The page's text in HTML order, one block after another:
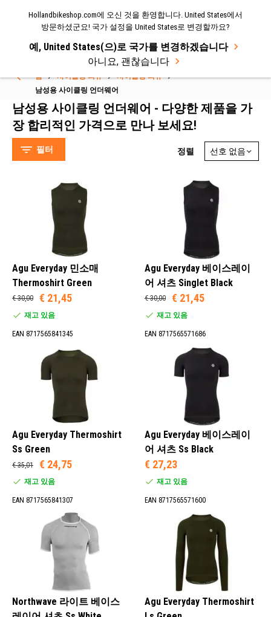
Hollandbikeshop.com에 오신 것을 환영합니다. United States에서
방문하셨군요! 국가 설정을 United States로 변경할까요?
예, United States(으)로 국가를 변경하겠습니다
아니요, 괜찮습니다
홈 사이클링 의류
사이클링 의류
남성용 사이클링 언더웨어
Northwave (16)
Gonso (12)
AGU (8)
Giro (2)
남성용 사이클링 언더웨어 - 다양한 제품을 가
장 합리적인 가격으로 만나 보세요!
필터 정렬
Agu Everyday 민소매
Thermoshirt Green
€ 30,00 € 21,45
재고 있음
EAN 8717565841345
Agu Everyday 베이스레이
어 셔츠 Singlet Black
€ 30,00 € 21,45
재고 있음
EAN 8717565571686
Agu Everyday Thermoshirt
Ss Green
€ 35,01 € 24,75
재고 있음
EAN 8717565841307
Agu Everyday 베이스레이
어 셔츠 Ss Black
€ 27,23
재고 있음
EAN 8717565571600
Northwave 라이트 베이스
Agu Everyday Thermoshirt